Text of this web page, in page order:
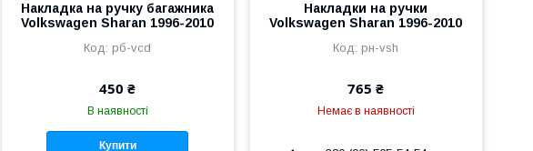
Накладка на ручку багажника
Volkswagen Sharan 1996-2010
рб-vcd
450 ₴
В наявності
Купити
Накладки на ручки
Volkswagen Sharan 1996-2010
рн-vsh
765 ₴
Немає в наявності